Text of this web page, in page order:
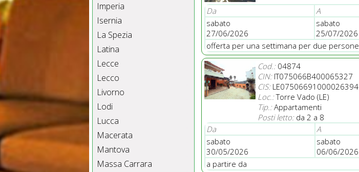
Imperia
Isernia
La Spezia
Latina
Lecce
Lecco
Livorno
Lodi
Lucca
Macerata
Mantova
Massa Carrara
Da A
sabato
27/06/2026
sabato
25/07/2026
offerta per una settimana per due persone
Cod.:04874
CIN:IT075066B400065327
CIS:LE07506691000026394
Loc.:Torre Vado (LE)
Tip.:Appartamenti
Posti letto:da 2 a 8
Da
A
sabato
30/05/2026
sabato
06/06/2026
a partire da